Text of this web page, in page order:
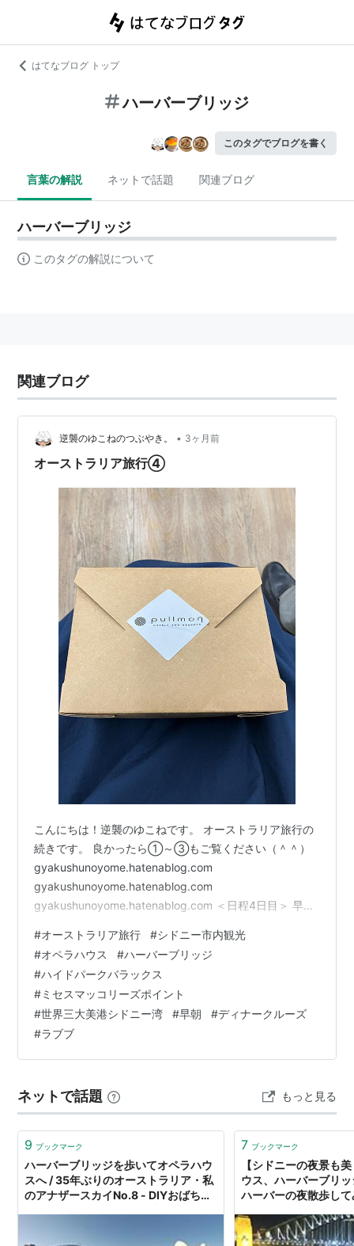
はてなブログ トップ
ハーバーブリッジ
このタグでブログを書く
言葉の解説 ネットで話題 関連ブログ
ハーバーブリッジ
このタグの解説について
関連ブログ
逆襲のゆこねのつぶやき。 • 3ヶ月前
オーストラリア旅行④
こんにちは！逆襲のゆこねです。 オーストラリア旅行の
続きです。 良かったら①～③もご覧ください（＾＾）
gyakushunoyome.hatenablog.com
gyakushunoyome.hatenablog.com
gyakushunoyome.hatenablog.com ＜日程4日目＞ 早
から各部屋にAM4：00、 ホテルにモーニングコールをお
願いしていますと伝えられていたので、 AM3：50にスマ
ホのアラーム設定し、起床しました(笑) 自動音声ではな
く、人（英語）だったので緊張しました(;^_^A AM6：45
出発予定でシドニー…
#オーストラリア旅行 #シドニー市内観光
#オペラハウス #ハーバーブリッジ
#ハイドパークバラックス
#ミセスマッコリーズポイント
#世界三大美港シドニー湾 #早朝 #ディナークルーズ
#ラブブ
ネットで話題 もっと見る
9 ブックマーク
ハーバーブリッジを歩いてオペラハウ
スへ / 35年ぶりのオーストラリア・私
のアナザースカイNo.8 - DIYおばちゃ
7 ブックマーク
【シドニーの夜景も
ウス、ハーバーブリ
ハーバーの夜散歩し